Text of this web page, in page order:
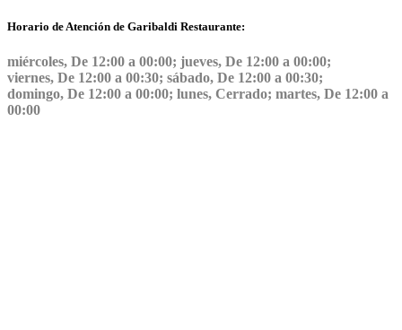
Horario de Atención de Garibaldi Restaurante:
miércoles, De 12:00 a 00:00; jueves, De 12:00 a 00:00;
viernes, De 12:00 a 00:30; sábado, De 12:00 a 00:30;
domingo, De 12:00 a 00:00; lunes, Cerrado; martes, De 12:00 a
00:00